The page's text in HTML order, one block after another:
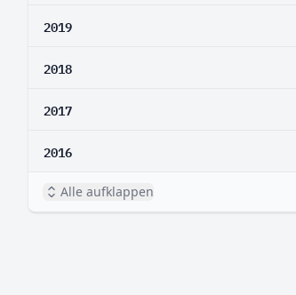
2019
2018
2017
2016
Alle aufklappen